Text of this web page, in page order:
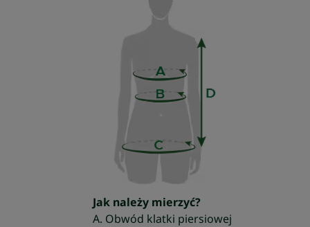
Jak należy mierzyć?
A. Obwód klatki piersiowej